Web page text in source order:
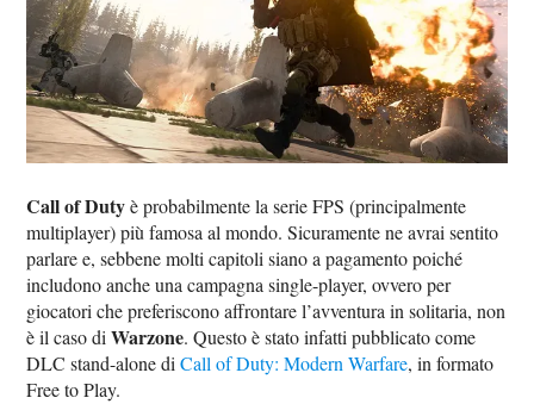
Call of Dutyè probabilmente la serie FPS (principalmente
multiplayer) più famosa al mondo. Sicuramente ne avrai sentito
parlare e, sebbene molti capitoli siano a pagamento poiché
includono anche una campagna single-player, ovvero per
giocatori che preferiscono affrontare l’avventura in solitaria, non
è il caso diWarzone. Questo è stato infatti pubblicato come
DLC stand-alone diCall of Duty: Modern Warfare, in formato
Free to Play.